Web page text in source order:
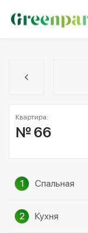
Квартира:
№ 66
1 Спальная
2 Кухня